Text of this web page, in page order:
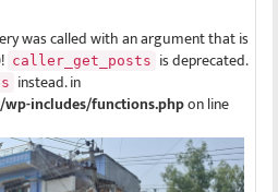
was called with an argument that is
caller_get_posts is deprecated.
instead. in
includes/functions.phpon line